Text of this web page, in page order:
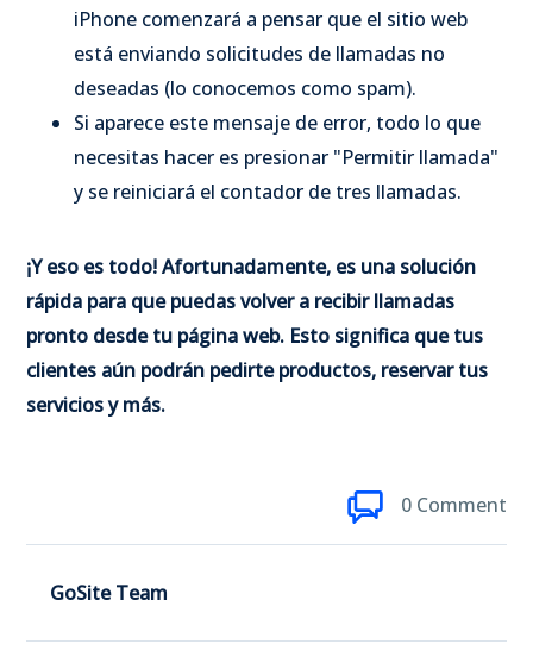
iPhone comenzará a pensar que el sitio web
está enviando solicitudes de llamadas no
deseadas (lo conocemos como spam).
Si aparece este mensaje de error, todo lo que
necesitas hacer es presionar "Permitir llamada"
y se reiniciará el contador de tres llamadas.
¡Y eso es todo! Afortunadamente, es una solución
rápida para que puedas volver a recibir llamadas
pronto desde tu página web. Esto significa que tus
clientes aún podrán pedirte productos, reservar tus
servicios y más.
0 Comment
GoSite Team